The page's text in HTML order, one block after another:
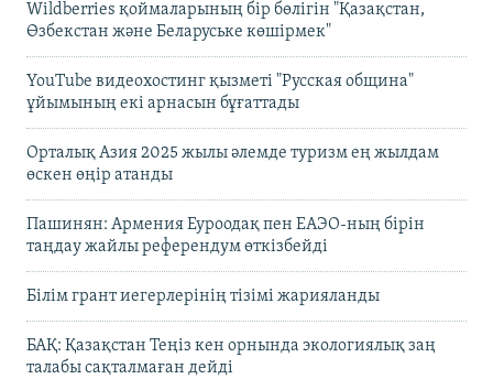
Wildberries қоймаларының бір бөлігін "Қазақстан,
Өзбекстан және Беларуське көшірмек"
YouTube видеохостинг қызметі "Русская община"
ұйымының екі арнасын бұғаттады
Орталық Азия 2025 жылы әлемде туризм ең жылдам
өскен өңір атанды
Пашинян: Армения Еуроодақ пен ЕАЭО-ның бірін
таңдау жайлы референдум өткізбейді
Білім грант иегерлерінің тізімі жарияланды
БАҚ: Қазақстан Теңіз кен орнында экологиялық заң
талабы сақталмаған дейді